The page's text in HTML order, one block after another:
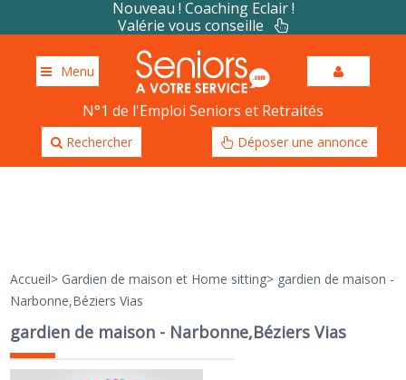
Nouveau ! Coaching Eclair !
Valérie vous conseille
Menu
N°1 de l'Emploi Seniors et Retraités
Rechercher Déposer une annonce
Accueil> Gardien de maison et Home sitting> gardien de maison -
Narbonne,Béziers Vias
gardien de maison - Narbonne,Béziers Vias